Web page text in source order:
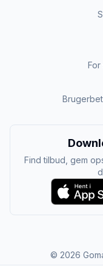
Find tilbud, gem
© 2026